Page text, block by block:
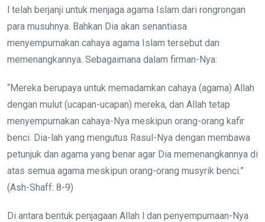
l telah berjanji untuk menjaga agama Islam dari rongrongan
para musuhnya. Bahkan Dia akan senantiasa
menyempurnakan cahaya agama Islam tersebut dan
memenangkannya. Sebagaimana dalam firman-Nya:
“Mereka berupaya untuk memadamkan cahaya (agama) Allah
dengan mulut (ucapan-ucapan) mereka, dan Allah tetap
menyempurnakan cahaya-Nya meskipun orang-orang kafir
benci. Dia-lah yang mengutus Rasul-Nya dengan membawa
petunjuk dan agama yang benar agar Dia memenangkannya di
atas semua agama meskipun orang-orang musyrik benci.”
(Ash-Shaff: 8-9)
Di antara bentuk penjagaan Allah l dan penyempurnaan-Nya